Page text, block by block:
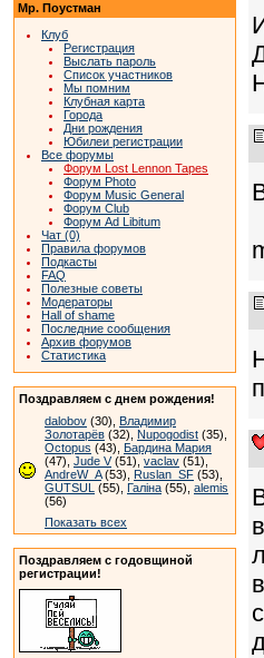
Мр. Поустман
Клуб
Регистрация
Выслать пароль
Список участников
Мы помним
Клубная карта
Города
Дни рождения
Юбилеи регистрации
Все форумы
Форум Lost Lennon Tapes
Форум Photo
Форум Music General
Форум Club
Форум Ad Libitum
Чат (0)
Правила форумов
Подкасты
FAQ
Полезные советы
Модераторы
Hall of shame
Последние сообщения
Архив форумов
Статистика
Поздравляем с днем рождения!
dalobov (30), Владимир
Золотарёв (32), Nupogodist (35),
Octopus (43), Бардина Мария
(47), Jude V(51), vaclav (51),
AndreW_A(53), Ruslan_SF (53),
GUTSUL (55), Галіна (55), alemis
(56)
Показать всех
Поздравляем с годовщиной
регистрации!